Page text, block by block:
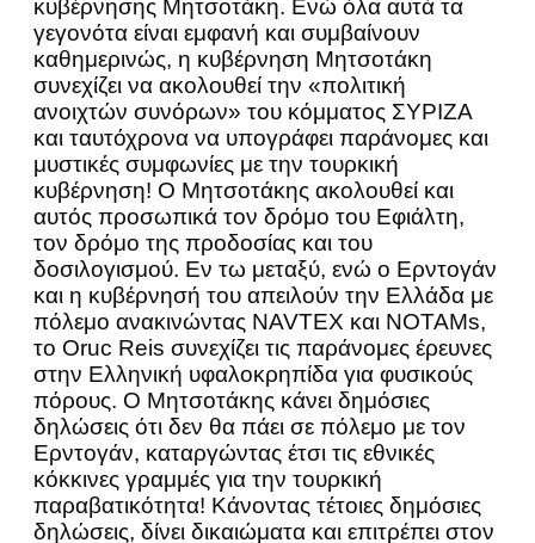
κυβέρνησης Μητσοτάκη. Ενώ όλα αυτά τα
γεγονότα είναι εμφανή και συμβαίνουν
καθημερινώς, η κυβέρνηση Μητσοτάκη
συνεχίζει να ακολουθεί την «πολιτική
ανοιχτών συνόρων» του κόμματος ΣΥΡΙΖΑ
και ταυτόχρονα να υπογράφει παράνομες και
μυστικές συμφωνίες με την τουρκική
κυβέρνηση! Ο Μητσοτάκης ακολουθεί και
αυτός προσωπικά τον δρόμο του Εφιάλτη,
τον δρόμο της προδοσίας και του
δοσιλογισμού. Εν τω μεταξύ, ενώ ο Ερντογάν
και η κυβέρνησή του απειλούν την Ελλάδα με
πόλεμο ανακινώντας NAVTEX και NOTAMs,
το Oruc Reis συνεχίζει τις παράνομες έρευνες
στην Ελληνική υφαλοκρηπίδα για φυσικούς
πόρους. O Μητσοτάκης κάνει δημόσιες
δηλώσεις ότι δεν θα πάει σε πόλεμο με τον
Ερντογάν, καταργώντας έτσι τις εθνικές
κόκκινες γραμμές για την τουρκική
παραβατικότητα! Κάνοντας τέτοιες δημόσιες
δηλώσεις, δίνει δικαιώματα και επιτρέπει στον